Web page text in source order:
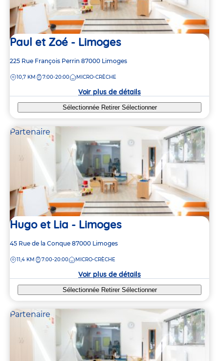
Paul et Zoé - Limoges
Adresse
la
225 Rue François Perrin 87000 Limoges
DISTANCE
10,7 KM 7:00-20:00 MICRO-CRÈCHE
Voir plus de détails
Sélectionnée Retirer Sélectionner
Partenaire
Hugo et Lia - Limoges
Adresse
la
45 Rue de la Conque 87000 Limoges
DISTANCE
11,4 KM 7:00-20:00 MICRO-CRÈCHE
Voir plus de détails
Sélectionnée Retirer Sélectionner
Partenaire